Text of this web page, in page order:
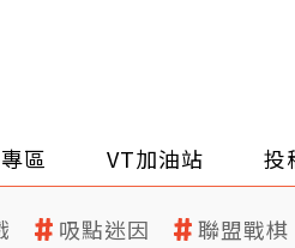
區 VT加油站 投
吸點迷因 聯盟戰棋